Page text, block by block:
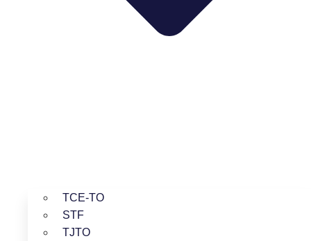
TCE-TO
STF
TJTO